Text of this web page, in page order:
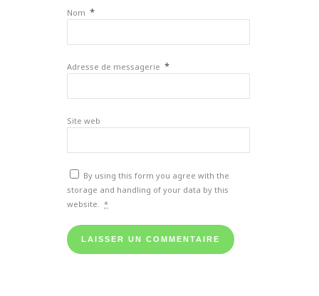
Nom *
Adresse de messagerie *
Site web
By using this form you agree with the
storage and handling of your data by this
website.
*